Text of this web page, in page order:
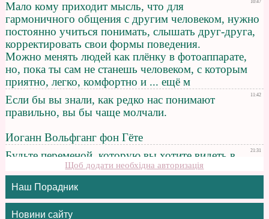
Щоб додати необхідна авторизація
Наш Порадник
Новини сайту